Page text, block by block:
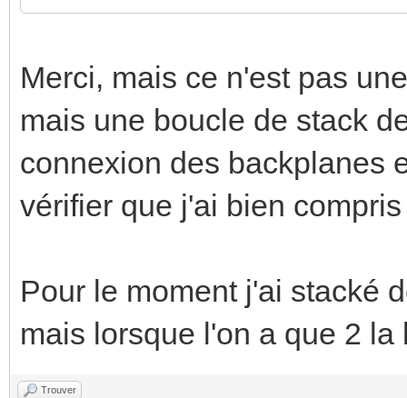
Merci, mais ce n'est pas
mais une boucle de stack
connexion des backplanes
vérifier que j'ai bien
Pour le moment j'ai stacké
mais lorsque l'on a que 2
Trouver